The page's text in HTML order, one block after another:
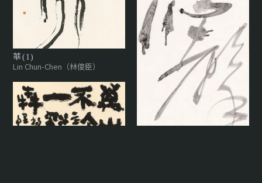
華(1)
Lin Chun-Chen（林俊臣）